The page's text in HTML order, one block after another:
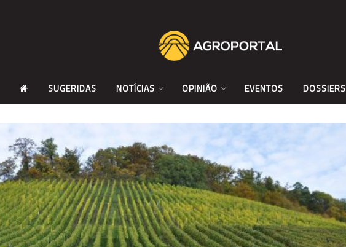
SUGERIDAS NOTÍCIAS OPINIÃO EVENTOS DOSSIERS